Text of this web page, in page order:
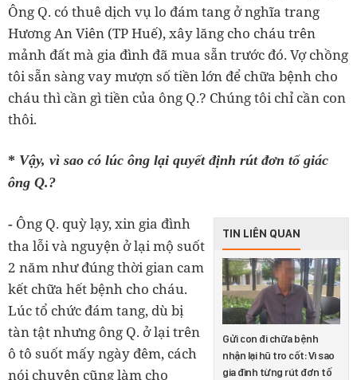
Ông Q. có thuê dịch vụ lo đám tang ở nghĩa trang
Hương An Viên (TP Huế), xây lăng cho cháu trên
mảnh đất mà gia đình đã mua sẵn trước đó. Vợ chồng
tôi sẵn sàng vay mượn số tiền lớn để chữa bệnh cho
cháu thì cần gì tiền của ông Q.? Chúng tôi chỉ cần con
thôi.
* Vậy, vì sao có lúc ông lại quyết định rút đơn tố giác
ông Q.?
TIN LIÊN QUAN
Gửi con đi chữa bệnh
nhận lại hũ tro cốt: Vì sao
gia đình từng rút đơn tố
- Ông Q. quỳ lạy, xin gia đình
tha lỗi và nguyện ở lại mộ suốt
2 năm như đúng thời gian cam
kết chữa hết bệnh cho cháu.
Lúc tổ chức đám tang, dù bị
tàn tật nhưng ông Q. ở lại trên
ô tô suốt mấy ngày đêm, cách
nói chuyện cũng làm cho